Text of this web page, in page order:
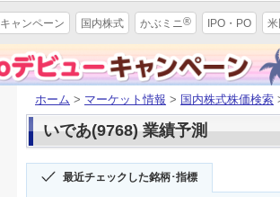
キャンペーン 国内株式 かぶミニ® IPO・PO
ホーム > マーケット情報 > 国内株式株価検索
いであ(9768) 業績予測
最近チェックした銘柄･指標